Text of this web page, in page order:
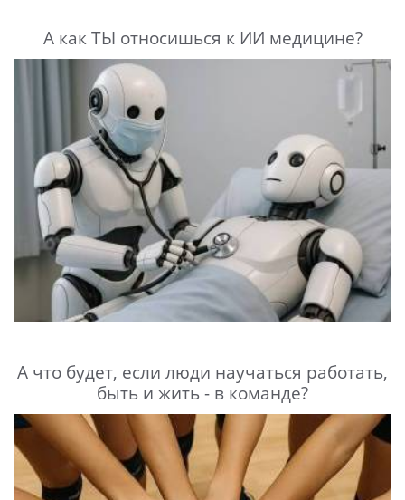
А как ТЫ относишься к ИИ медицине?
А что будет, если люди научаться работать,
быть и жить - в команде?